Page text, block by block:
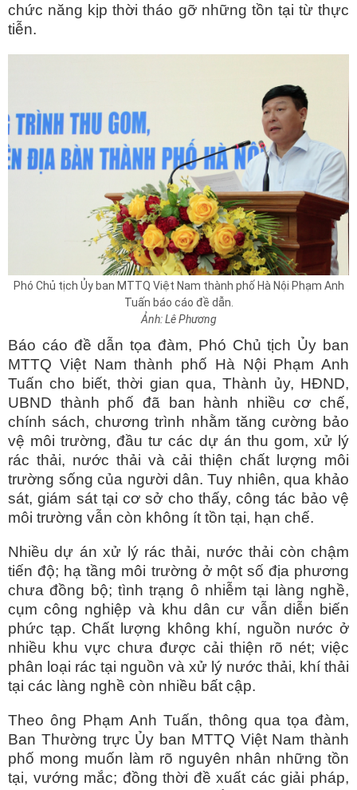
chức năng kịp thời tháo gỡ những tồn tại từ thực
tiễn.
Phó Chủ tịch Ủy ban MTTQ Việt Nam thành phố Hà Nội Phạm Anh
Tuấn báo cáo đề dẫn.
Ảnh: Lê Phương
Báo cáo đề dẫn tọa đàm, Phó Chủ tịch Ủy ban
MTTQ Việt Nam thành phố Hà Nội Phạm Anh
Tuấn cho biết, thời gian qua, Thành ủy, HĐND,
UBND thành phố đã ban hành nhiều cơ chế,
chính sách, chương trình nhằm tăng cường bảo
vệ môi trường, đầu tư các dự án thu gom, xử lý
rác thải, nước thải và cải thiện chất lượng môi
trường sống của người dân. Tuy nhiên, qua khảo
sát, giám sát tại cơ sở cho thấy, công tác bảo vệ
môi trường vẫn còn không ít tồn tại, hạn chế.
Nhiều dự án xử lý rác thải, nước thải còn chậm
tiến độ; hạ tầng môi trường ở một số địa phương
chưa đồng bộ; tình trạng ô nhiễm tại làng nghề,
cụm công nghiệp và khu dân cư vẫn diễn biến
phức tạp. Chất lượng không khí, nguồn nước ở
nhiều khu vực chưa được cải thiện rõ nét; việc
phân loại rác tại nguồn và xử lý nước thải, khí thải
tại các làng nghề còn nhiều bất cập.
Theo ông Phạm Anh Tuấn, thông qua tọa đàm,
Ban Thường trực Ủy ban MTTQ Việt Nam thành
phố mong muốn làm rõ nguyên nhân những tồn
tại, vướng mắc; đồng thời đề xuất các giải pháp,